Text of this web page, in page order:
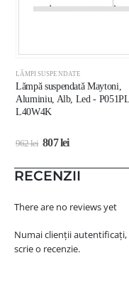
LĂMPI SUSPENDATE
Lămpă suspendată Maytoni,
Aluminiu, Alb, Led -
L40W4K
962lei 807lei
RECENZII
There are no reviews yet
Numai clienții
scrie o recenzie.